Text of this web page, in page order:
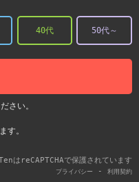
40代 50代～
さい。
す。
はreCAPTCHAで保護されています
プライバシー - 利用契約